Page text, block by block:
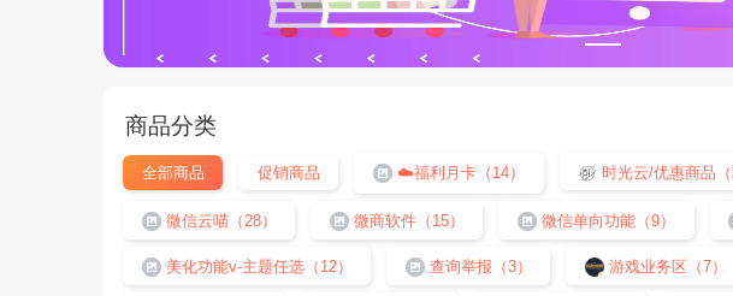
商品分类
全部商品 促销商品 ☁️福利月卡（14） 时光云/优惠商品（
微信云喵（28） 微商软件（15） 微信单向功能（9）
美化功能v-主题任选（12） 查询举报（3） 游戏业务区（7）